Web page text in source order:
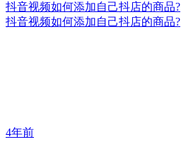
抖音视频如何添加自己抖店的商品?
抖音视频如何添加自己抖店的商品?
4年前